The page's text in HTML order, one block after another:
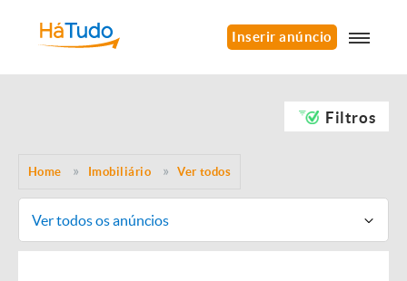
Inserir anúncio
Filtros
Home Imobiliário Ver todos
Ver todos os anúncios